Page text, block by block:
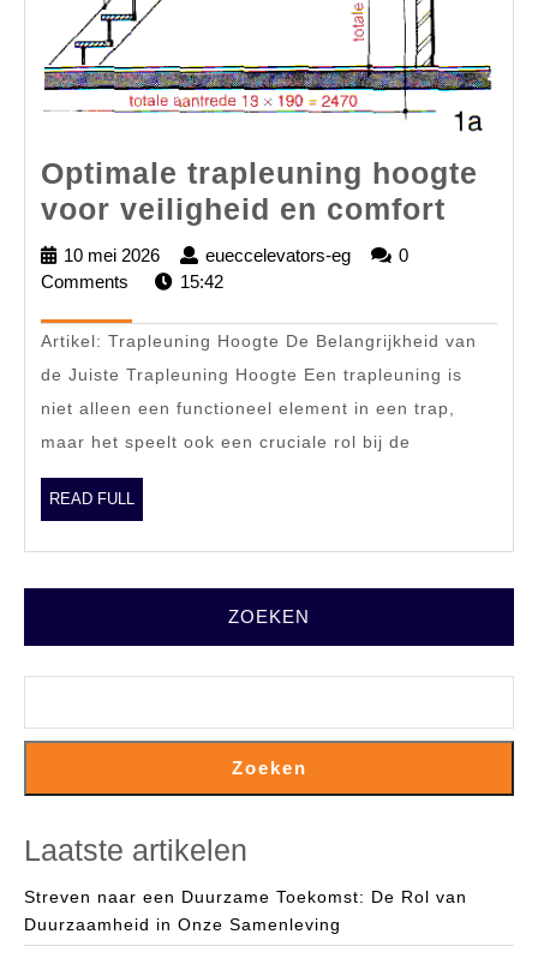
Optimale trapleuning hoogte
voor veiligheid en comfort
voor
en
10 mei 2026
10
mei
eueccelevators-eg
eueccelevators-
0
Comments
15:42
Artikel: Trapleuning Hoogte De Belangrijkheid van
de Juiste Trapleuning Hoogte Een trapleuning is
niet alleen een functioneel element in een trap,
maar het speelt ook een cruciale rol bij de
READ FULL
FULL
ZOEKEN
Zoeken
Laatste artikelen
Streven naar een Duurzame Toekomst: De Rol van
Duurzaamheid in Onze Samenleving